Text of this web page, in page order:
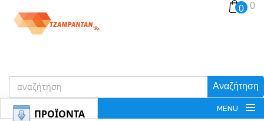
Αναζήτηση
0 0
ΠΡΟΪΟΝΤΑ MENU